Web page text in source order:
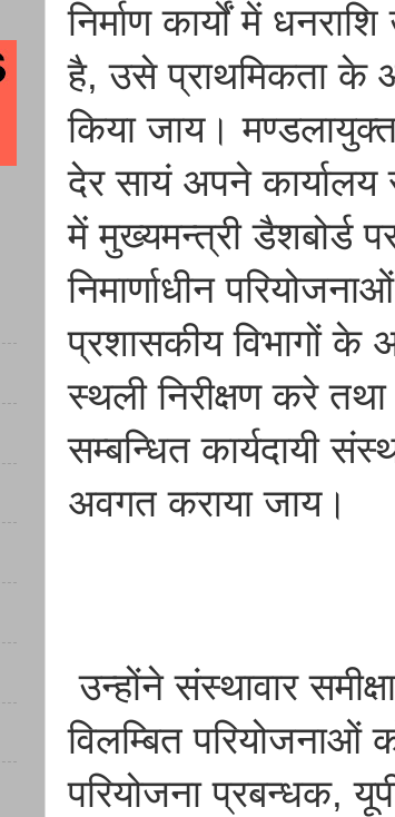
निर्माण कार्यों में
है, उसे प्राथमिकता के
किया जाय।
देर सायं अपने
में मुख्यमन्त्री डैशबोर्ड
निमार्णाधीन
प्रशासकीय विभागों के
स्थली निरीक्षण करे
सम्बन्धित कार्यदायी
अवगत कराया जाय।
उन्होंने संस्थावार
विलम्बित परियोजनाओं
परियोजना प्रबन्धक,